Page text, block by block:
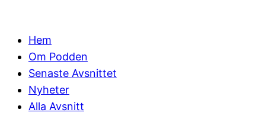
Hem
Om Podden
Senaste Avsnittet
Nyheter
Alla Avsnitt